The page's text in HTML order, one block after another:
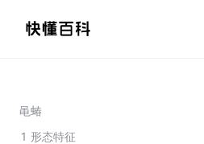
黾蝽
1 形态特征